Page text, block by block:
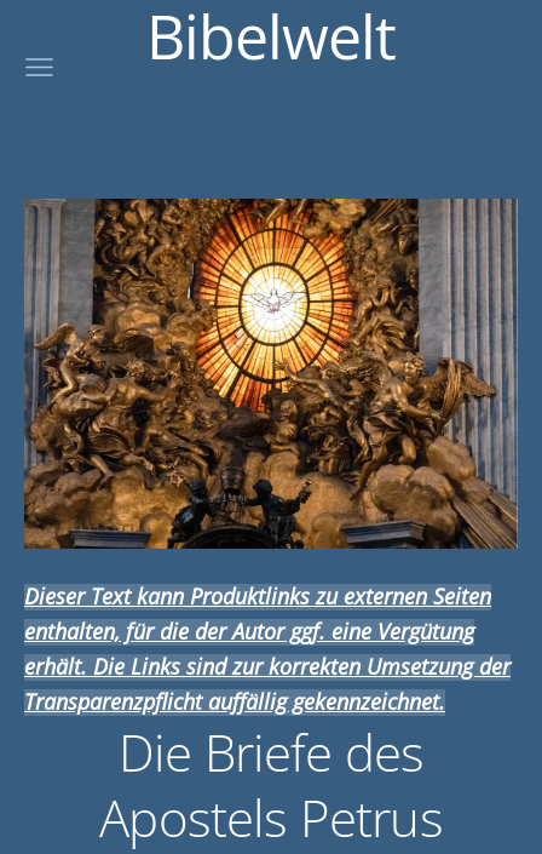
Bibelwelt
Dieser Text kann Produktlinks zu externen Seiten
enthalten, für die der Autor ggf. eine Vergütung
erhält. Die Links sind zur korrekten Umsetzung der
Transparenzpflicht auffällig gekennzeichnet.
Die Briefe des
Apostels Petrus